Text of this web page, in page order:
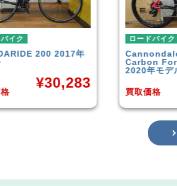
ドバイク
Topstone
Force eTap AXS
格 ¥194,000
ロードバイ
TREK
年モデル
買取価格